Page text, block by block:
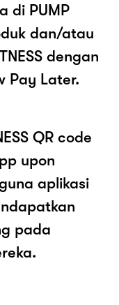
di PUMP
dan/atau
dengan
Pay Later.
QR code
upon
aplikasi
pada